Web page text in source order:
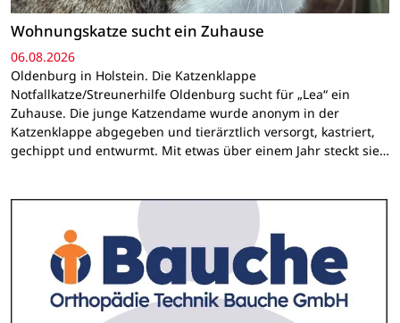
Wohnungskatze sucht ein Zuhause
06.08.2026
Oldenburg in Holstein. Die Katzenklappe
Notfallkatze/Streunerhilfe Oldenburg sucht für „Lea“ ein
Zuhause. Die junge Katzendame wurde anonym in der
Katzenklappe abgegeben und tierärztlich versorgt, kastriert,
gechippt und entwurmt. Mit etwas über einem Jahr steckt sie…